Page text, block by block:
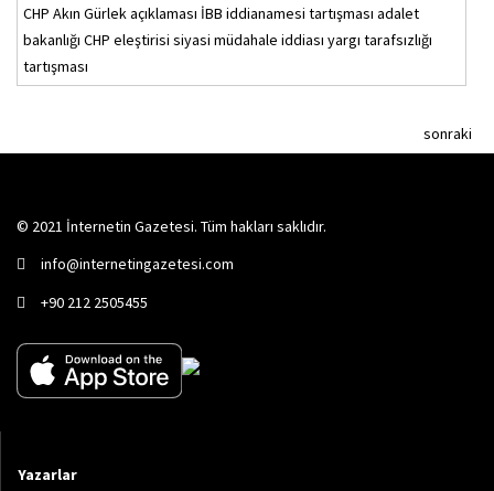
CHP Akın Gürlek açıklaması İBB iddianamesi tartışması adalet
bakanlığı CHP eleştirisi siyasi müdahale iddiası yargı tarafsızlığı
tartışması
sonraki
© 2021 İnternetin Gazetesi. Tüm hakları saklıdır.
info@internetingazetesi.com
+90 212 2505455
Yazarlar